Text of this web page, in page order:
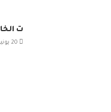
ت
20 يونيو، 2026